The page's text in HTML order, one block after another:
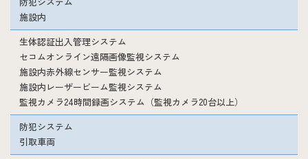
施設内
生体認証出入管理システム
セコムオンライン遠隔画像監視システム
施設内赤外線センサー監視システム
施設内レーザービーム監視システム
監視カメラ24時間録画システム（監視カメラ20台以上）
防犯システム
引取車両